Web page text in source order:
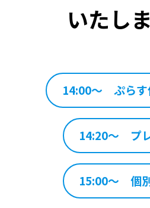
いたし
14:00～ ぷらす
14:20～ プ
15:00～ 個